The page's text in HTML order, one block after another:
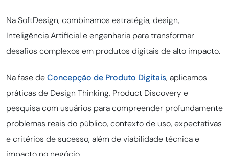
Na SoftDesign, combinamos estratégia, design,
Inteligência Artificial e engenharia para transformar
desafios complexos em produtos digitais de alto impacto.
Na fase deConcepção de Produto Digitais, aplicamos
práticas de Design Thinking, Product Discovery e
pesquisa com usuários para compreender profundamente
problemas reais do público, contexto de uso, expectativas
e critérios de sucesso, além de viabilidade técnica e